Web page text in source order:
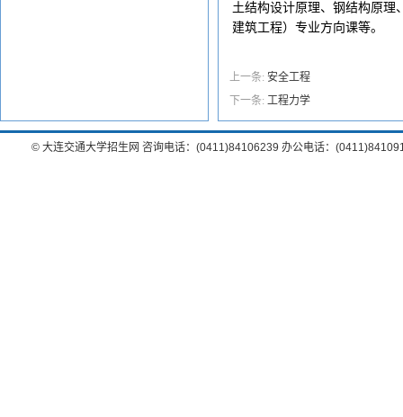
土结构设计原理、钢结构原理
建筑工程）专业方向课等。
上一条: 安全工程
下一条: 工程力学
© 大连交通大学招生网 咨询电话：(0411)84106239 办公电话：